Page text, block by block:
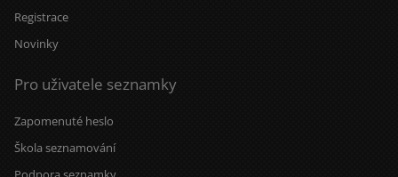
Registrace
Novinky
Pro uživatele seznamky
Zapomenuté heslo
Škola seznamování